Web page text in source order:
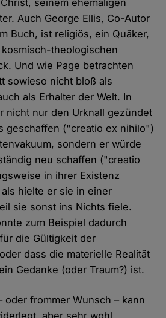
Auch George Ellis, Co-Autor
Buch, ist religiös, ein Quäker,
theologischen
Und wie Page betrachten
sowieso nicht bloß als
als Erhalter der Welt. In
nicht nur den Urknall gezündet
geschaffen ("creatio ex nihilo")
sondern er würde
neu schaffen ("creatio
in ihrer Existenz
hielte er sie in einer
sie sonst ins Nichts fiele.
zum Beispiel dadurch
die Gültigkeit der
dass die materielle Realität
Gedanke (oder Traum?) ist.
oder frommer Wunsch – kann
aber sehr wohl